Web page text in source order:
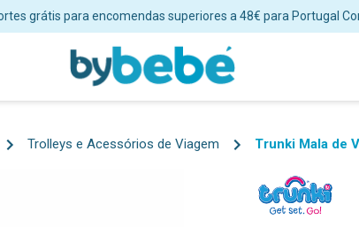
grátis para encomendas superiores a 48€ para Portugal
Trolleys e Acessórios de Viagem Trunki Mala de